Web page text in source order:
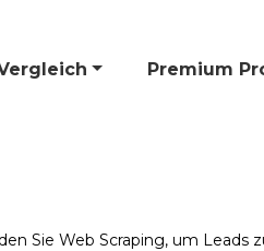
🎁 Premium
Sie Web Scraping, um Leads